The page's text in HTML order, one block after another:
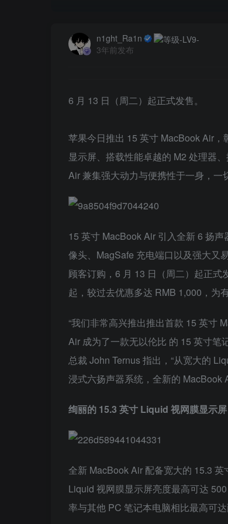
n1ght_Ra1n
3年前发布
6 月 13 日（周二）起正式发售。
苹果今日推出 15 英寸 MacBook Air
显示屏、搭载性能卓越的 M2 处理器
Air 兼集强大动力与便携性于一身，一
15 英寸 MacBook Air 引入全新 6 扬
像头、MagSafe 充电端口以及强大又
顾客订购，6 月 13 日（周二）起正
起，较过去优惠多达 RMB 1,000，为
“我们非常高兴推出推出首款 15 英寸
Air 成为了一款无以伦比 的 15 英寸笔
总裁 John Ternus 指出，“从宽大的
浸式六扬声器系统，全新的 MacBook
绚丽的 15.3 英寸 Liquid 视网膜显示屏
全新 MacBook Air 配备宽大的 15.3
Liquid 视网膜显示屏亮度最高可达
率与其他 PC 笔记本电脑相比最高可